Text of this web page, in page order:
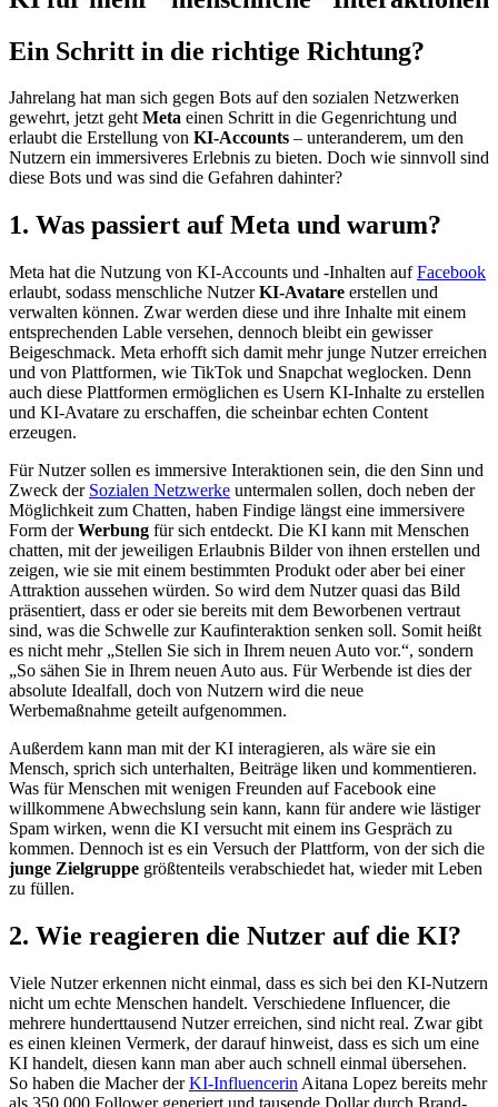
Ein Schritt in die richtige Richtung?
Jahrelang hat man sich gegen Bots auf den sozialen Netzwerken
gewehrt, jetzt gehtMeta einen Schritt in die Gegenrichtung und
erlaubt die Erstellung von KI-Accounts – unteranderem, um den
Nutzern ein immersiveres Erlebnis zu bieten. Doch wie sinnvoll sind
diese Bots und was sind die Gefahren dahinter?
1. Was passiert auf Meta und warum?
Meta hat die Nutzung von KI-Accounts und -Inhalten aufFacebook
erlaubt, sodass menschliche NutzerKI-Avatare erstellen und
verwalten können. Zwar werden diese und ihre Inhalte mit einem
entsprechenden Lable versehen, dennoch bleibt ein gewisser
Beigeschmack. Meta erhofft sich damit mehr junge Nutzer erreichen
und von Plattformen, wie TikTok und Snapchat weglocken. Denn
auch diese Plattformen ermöglichen es Usern KI-Inhalte zu erstellen
und KI-Avatare zu erschaffen, die scheinbar echten Content
erzeugen.
Für Nutzer sollen es immersive Interaktionen sein, die den Sinn und
Zweck der Sozialen Netzwerke untermalen sollen, doch neben der
Möglichkeit zum Chatten, haben Findige längst eine immersivere
Form derWerbung für sich entdeckt. Die KI kann mit Menschen
chatten, mit der jeweiligen Erlaubnis Bilder von ihnen erstellen und
zeigen, wie sie mit einem bestimmten Produkt oder aber bei einer
Attraktion aussehen würden. So wird dem Nutzer quasi das Bild
präsentiert, dass er oder sie bereits mit dem Beworbenen vertraut
sind, was die Schwelle zur Kaufinteraktion senken soll. Somit heißt
es nicht mehr „Stellen Sie sich in Ihrem neuen Auto vor.“, sondern
„So sähen Sie in Ihrem neuen Auto aus. Für Werbende ist dies der
absolute Idealfall, doch von Nutzern wird die neue
Werbemaßnahme geteilt aufgenommen.
Außerdem kann man mit der KI interagieren, als wäre sie ein
Mensch, sprich sich unterhalten, Beiträge liken und kommentieren.
Was für Menschen mit wenigen Freunden auf Facebook eine
willkommene Abwechslung sein kann, kann für andere wie lästiger
Spam wirken, wenn die KI versucht mit einem ins Gespräch zu
kommen. Dennoch ist es ein Versuch der Plattform, von der sich die
junge Zielgruppe größtenteils verabschiedet hat, wieder mit Leben
zu füllen.
2. Wie reagieren die Nutzer auf die KI?
Viele Nutzer erkennen nicht einmal, dass es sich bei den KI-Nutzern
nicht um echte Menschen handelt. Verschiedene Influencer, die
mehrere hunderttausend Nutzer erreichen, sind nicht real. Zwar gibt
es einen kleinen Vermerk, der darauf hinweist, dass es sich um eine
KI handelt, diesen kann man aber auch schnell einmal übersehen.
So haben die Macher derKI-Influencerin Aitana Lopez bereits mehr
als 350.000 Follower generiert und tausende Dollar durch Brand-